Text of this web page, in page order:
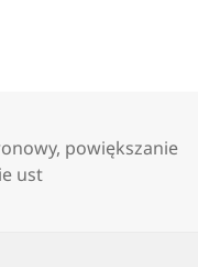
, powiększanie
ust